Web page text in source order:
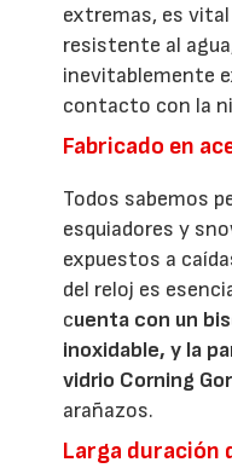
extremas, es
resistente al
inevitablemente
contacto con la
Fabricado en
Todos sabemos
esquiadores y
expuestos a
del reloj es
cuenta con un
inoxidable, y la
vidrio Corning
arañazos.
Larga duración